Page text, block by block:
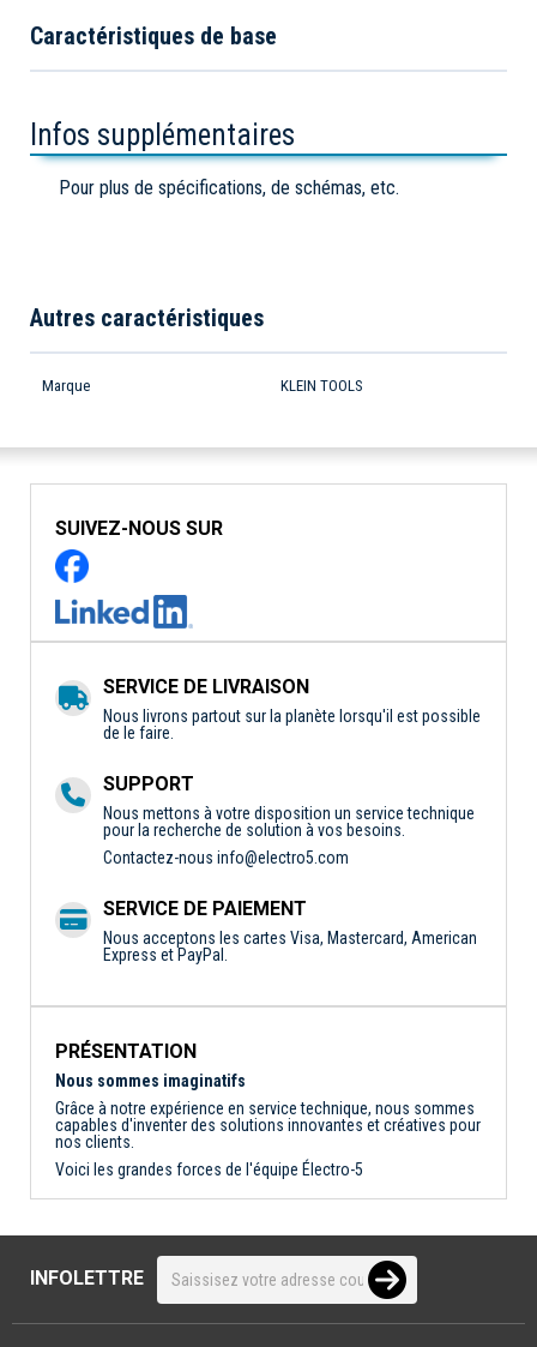
Caractéristiques de base
Infos supplémentaires
Pour plus de spécifications, de schémas, etc.
Autres caractéristiques
Marque KLEIN TOOLS
SUIVEZ-NOUS SUR
SERVICE DE LIVRAISON
Nous livrons partout sur la planète lorsqu'il est possible
de le faire.
SUPPORT
Nous mettons à votre disposition un service technique
pour la recherche de solution à vos besoins.
Contactez-nous info@electro5.com
SERVICE DE PAIEMENT
Nous acceptons les cartes Visa, Mastercard, American
Express et PayPal.
PRÉSENTATION
Nous sommes imaginatifs
Grâce à notre expérience en service technique, nous sommes
capables d'inventer des solutions innovantes et créatives pour
nos clients.
Voici les grandes forces de l'équipe Électro-5
INFOLETTRE